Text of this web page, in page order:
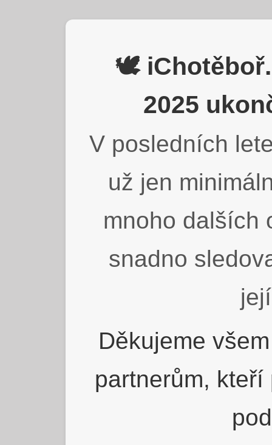
🕊️
2025
V posledních
už jen
mnoho dalších
snadno
Děkujeme
partnerům,